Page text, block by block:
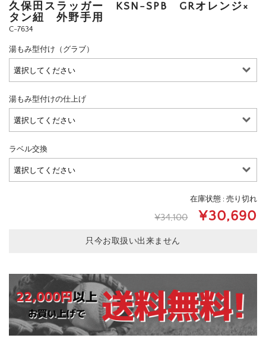
久保田スラッガー KSN-SPB GRオレンジ×
タン紐 外野手用
C-7634
湯もみ型付け（グラブ）
湯もみ型付けの仕上げ
ラベル交換
在庫状態 : 売り切れ
¥34,100 ¥30,690
只今お取扱い出来ません